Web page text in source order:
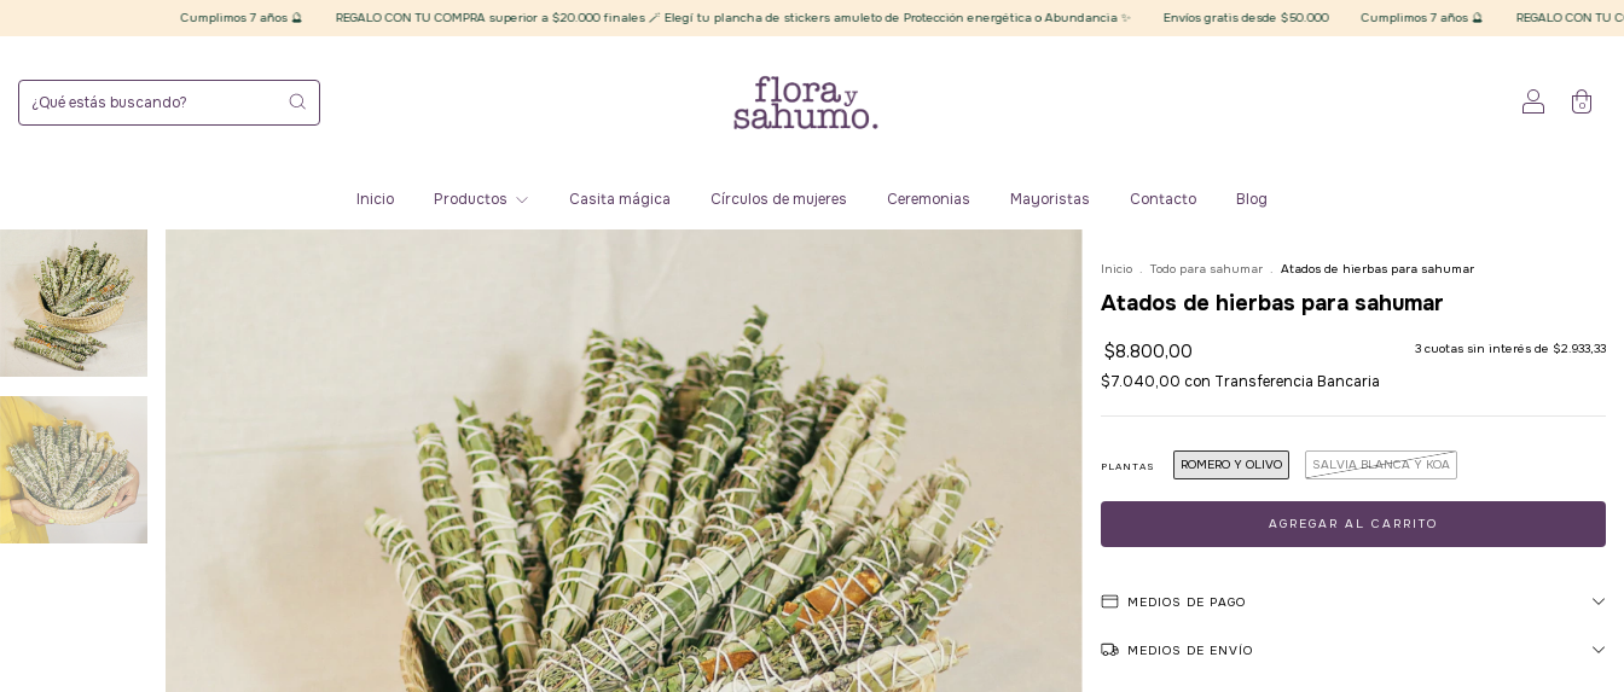
Cumplimos 7 años 🔮 REGALO CON TU COMPRA superior a $20.000 finales 🪄 Elegí tu plancha de stickers amuleto de Protección energética o Abundancia ✨ Envíos gratis desde $50.000 Cumplimos 7 años 🔮 REGALO CON TU COMPRA
0
Inicio Productos Casita mágica Círculos de mujeres Ceremonias Mayoristas Contacto Blog
Inicio . Todo para sahumar . Atados de hierbas para sahumar
Atados de hierbas para sahumar
$8.800,00 3 cuotas sin interés de $2.933,33
$7.040,00 con Transferencia Bancaria
PLANTAS ROMERO Y OLIVO SALVIA BLANCA Y KOA
MEDIOS DE PAGO
MEDIOS DE ENVÍO